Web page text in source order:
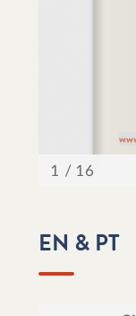
EN & PT